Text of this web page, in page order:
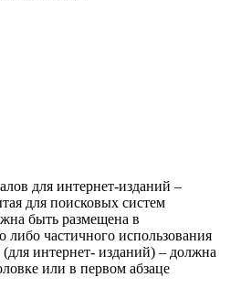
для интернет-изданий –
для поисковых систем
быть размещена в
либо частичного использования
интернет- изданий) – должна
или в первом абзаце